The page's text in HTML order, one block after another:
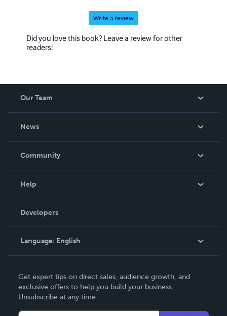
Write a review
Did you love this book? Leave a review for other
readers!
Our Team
News
In The News
Community
Podcast
Help
Order Lookup
Knowledge Base
Contact Support
Developers
Language: English
Deutsch
Français
Get expert tips on direct sales, audience growth, and
exclusive offers to help you build your business.
Unsubscribe at any time.